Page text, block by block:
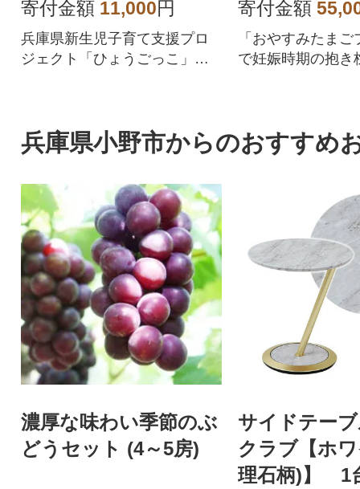
寄付金額 11,000円
兵庫県新生児子育て支援プロ
ジェクト「ひょうごっこ」選
がすぐれない際のピンチヒッ
ターとして活躍します。
寄付金額
「おやすみたま
で妊娠時期の抱き
兵庫県小野市からのおすすめ
濃厚な味わい季節のぶ
どうセット (4～5房)
サイドテー
クラブ【ホ
理石柄)】 1